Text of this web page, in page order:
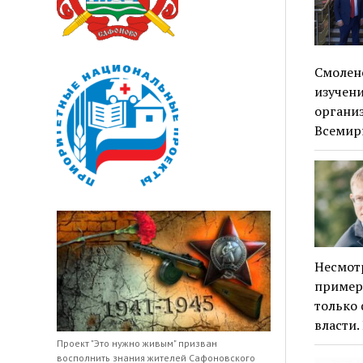
Проект "Это нужно живым" призван
восполнить знания жителей Сафоновского
только